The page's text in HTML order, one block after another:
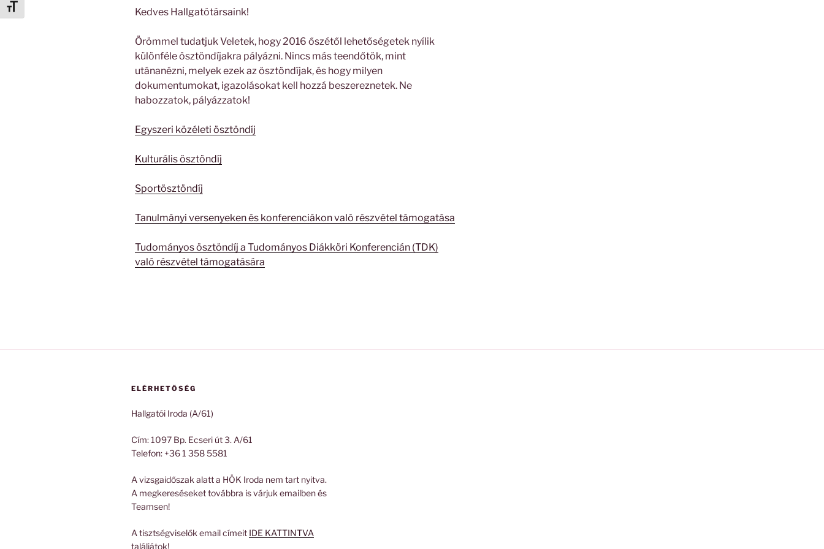
Betűméret váltása Kedves Hallgatótársaink!
Örömmel tudatjuk Veletek, hogy 2016 őszétől lehetőségetek nyílik
különféle ösztöndíjakra pályázni. Nincs más teendőtök, mint
utánanézni, melyek ezek az ösztöndíjak, és hogy milyen
dokumentumokat, igazolásokat kell hozzá beszereznetek. Ne
habozzatok, pályázzatok!
Egyszeri közéleti ösztöndíj
Kulturális ösztöndíj
Sportösztöndíj
Tanulmányi versenyeken és konferenciákon való részvétel támogatása
Tudományos ösztöndíj a Tudományos Diákköri Konferencián (TDK)
való részvétel támogatására
ELÉRHETŐSÉG
Hallgatói Iroda (A/61)
Cím: 1097 Bp. Ecseri út 3. A/61
Telefon: +36 1 358 5581
A vizsgaidőszak alatt a HÖK Iroda nem tart nyitva.
A megkereséseket továbbra is várjuk emailben és
Teamsen!
A tisztségviselők email címeit IDE KATTINTVA
találjátok!